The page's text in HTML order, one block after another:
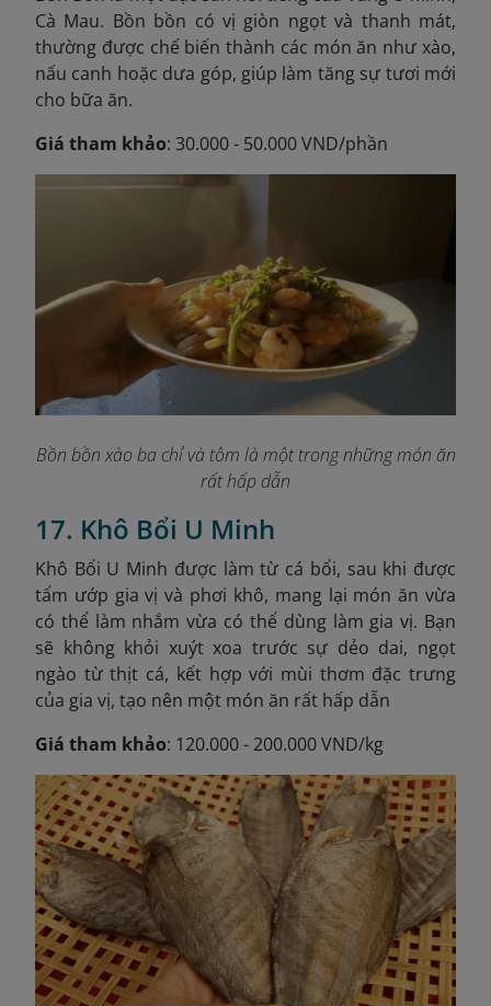
Cà Mau. Bồn bồn có vị giòn ngọt và thanh mát,
thường được chế biến thành các món ăn như xào,
nấu canh hoặc dưa góp, giúp làm tăng sự tươi mới
cho bữa ăn.
Giá tham khảo: 30.000 - 50.000 VND/phần
Bồn bồn xào ba chỉ và tôm là một trong những món ăn
rất hấp dẫn
17. Khô Bổi U Minh
Khô Bổi U Minh được làm từ cá bổi, sau khi được
tẩm ướp gia vị và phơi khô, mang lại món ăn vừa
có thể làm nhắm vừa có thể dùng làm gia vị. Bạn
sẽ không khỏi xuýt xoa trước sự dẻo dai, ngọt
ngào từ thịt cá, kết hợp với mùi thơm đặc trưng
của gia vị, tạo nên một món ăn rất hấp dẫn
Giá tham khảo: 120.000 - 200.000 VND/kg